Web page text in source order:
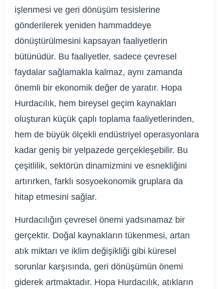
işlenmesi ve geri dönüşüm tesislerine
gönderilerek yeniden hammaddeye
dönüştürülmesini kapsayan faaliyetlerin
bütünüdür. Bu faaliyetler, sadece çevresel
faydalar sağlamakla kalmaz, aynı zamanda
önemli bir ekonomik değer de yaratır. Hopa
Hurdacılık, hem bireysel geçim kaynakları
oluşturan küçük çaplı toplama faaliyetlerinden,
hem de büyük ölçekli endüstriyel operasyonlara
kadar geniş bir yelpazede gerçekleşebilir. Bu
çeşitlilik, sektörün dinamizmini ve esnekliğini
artırırken, farklı sosyoekonomik gruplara da
hitap etmesini sağlar.
Hurdacılığın çevresel önemi yadsınamaz bir
gerçektir. Doğal kaynakların tükenmesi, artan
atık miktarı ve iklim değişikliği gibi küresel
sorunlar karşısında, geri dönüşümün önemi
giderek artmaktadır. Hopa Hurdacılık, atıkların